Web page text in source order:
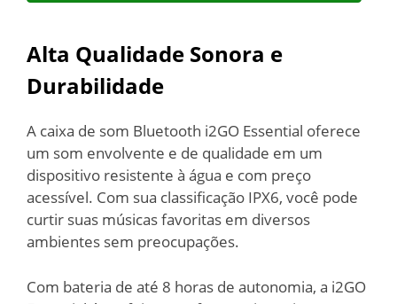
Alta Qualidade Sonora e
Durabilidade
A caixa de som Bluetooth i2GO Essential oferece
um som envolvente e de qualidade em um
dispositivo resistente à água e com preço
acessível. Com sua classificação IPX6, você pode
curtir suas músicas favoritas em diversos
ambientes sem preocupações.
Com bateria de até 8 horas de autonomia, a i2GO